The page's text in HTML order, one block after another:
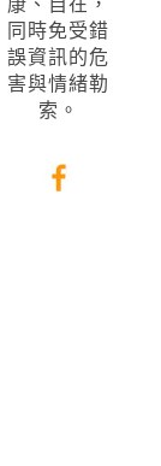
同時免受錯
誤資訊的危
害與情緒勒
索。